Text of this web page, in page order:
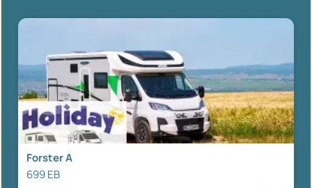
Forster A
699 EB